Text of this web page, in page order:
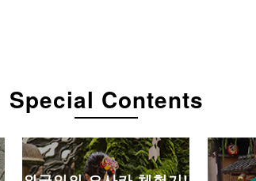
Special Contents